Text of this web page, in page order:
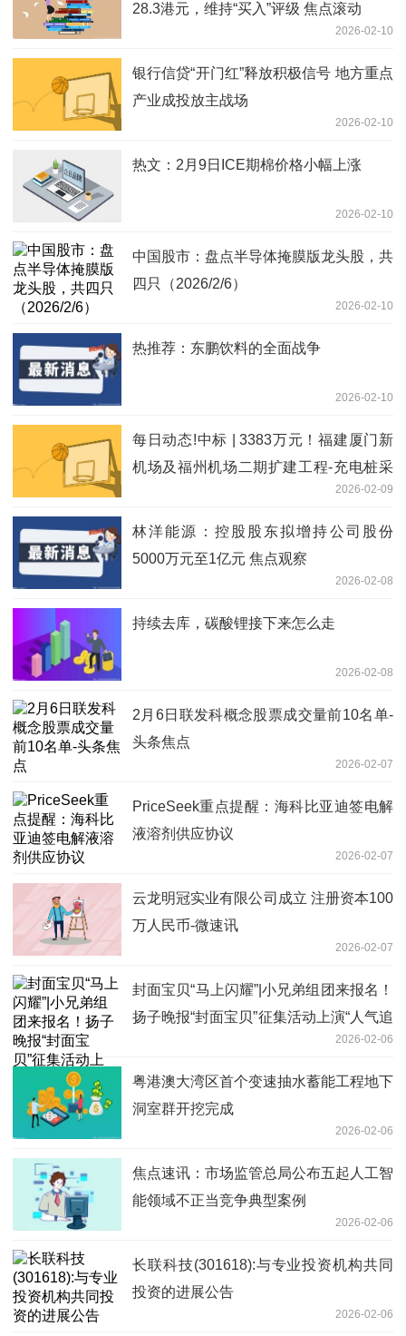
28.3港元，维持“买入”评级 焦点滚动
2026-02-10
银行信贷“开门红”释放积极信号 地方重点
产业成投放主战场
2026-02-10
热文：2月9日ICE期棉价格小幅上涨
2026-02-10
中国股市：盘点半导体掩膜版龙头股，共
四只（2026/2/6）
2026-02-10
热推荐：东鹏饮料的全面战争
2026-02-10
每日动态!中标 | 3383万元！福建厦门新
机场及福州机场二期扩建工程-充电桩采
2026-02-09
林洋能源：控股股东拟增持公司股份
5000万元至1亿元 焦点观察
2026-02-08
持续去库，碳酸锂接下来怎么走
2026-02-08
2月6日联发科概念股票成交量前10名单-
头条焦点
2026-02-07
PriceSeek重点提醒：海科比亚迪签电解
液溶剂供应协议
2026-02-07
云龙明冠实业有限公司成立 注册资本100
万人民币-微速讯
2026-02-07
封面宝贝“马上闪耀”|小兄弟组团来报名！
扬子晚报“封面宝贝”征集活动上演“人气追
2026-02-06
粤港澳大湾区首个变速抽水蓄能工程地下
洞室群开挖完成
2026-02-06
焦点速讯：市场监管总局公布五起人工智
能领域不正当竞争典型案例
2026-02-06
长联科技(301618):与专业投资机构共同
投资的进展公告
2026-02-06